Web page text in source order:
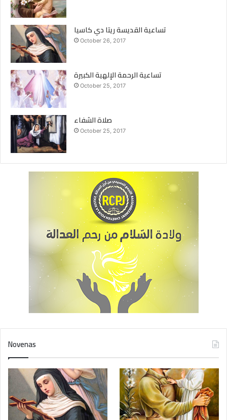
تساعية القديسة ريتا دي كاسيا
October 26, 2017
تساعية الرحمة الإلهية الكبيرة
October 25, 2017
صلاة الشفاء
October 25, 2017
Novenas